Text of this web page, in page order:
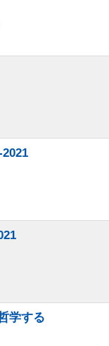
学する